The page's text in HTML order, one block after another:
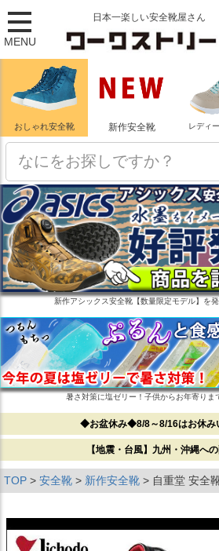
MENU
日本一楽しい安全靴屋さん
おしゃれ安全靴 新作安全靴 レディ
新作アシックス安全靴【数量限定モデル】を
暑さ対策に塩ゼリー！子供からお年寄りま
◆お盆休み◆8/8～8/16はお休み
【地震・台風】九州・沖縄へ
TOP 安全靴 新作安全靴 自重堂 安全